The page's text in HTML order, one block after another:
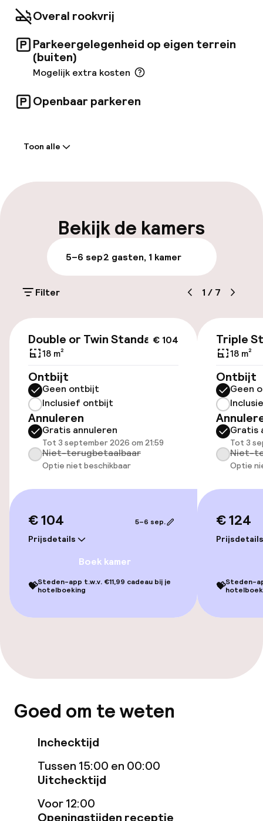
satelliet-/kabeltelevisie, een minibar en
internettoegang. De verwarming en
airconditioning zijn individueel instelbaar.
Overal rookvrij
Parkeergelegenheid op eigen terrein
(buiten)
Mogelijk extra kosten
Openbaar parkeren
Express check-out mogelijk
Bagageruimte
Parkeren & mobiliteit
(buiten)
Mogelijk extra kosten
Fietsverhuur
Toegankelijkheid
Overal rolstoeltoegankelijk
Lift
Voor toegankelijkheid
geoptimaliseerde kamers beschikbaar
Voor toegankelijkheid
geoptimaliseerde kamers beschikbaar
Solarium
Entertainment
Betaalde wifi
Toon alle
Bekijk de kamers
5–6 sep2 gasten, 1 kamer
Filter 1 / 7
€ 104
Double or Twin Standard
18 m²
Ontbijt
Geen ontbijt
Inclusief ontbijt
Annuleren
Gratis annuleren
Tot 3 september 2026 om 21:59
Niet-terugbetaalbaar
Optie niet beschikbaar
€ 104
Prijsdetails
5–6 sep.
Boek kamer
💝Steden-app t.w.v. €11,99 cadeau bij je
hotelboeking
Triple
18 m²
Ontbijt
Geen
Gratis
Tot 3
Niet-
Optie
€ 124
Prijsdetails
💝Steden-
Goed om te weten
Inchecktijd
Tussen 15:00 en 00:00
Uitchecktijd
Voor 12:00
Openingstijden receptie